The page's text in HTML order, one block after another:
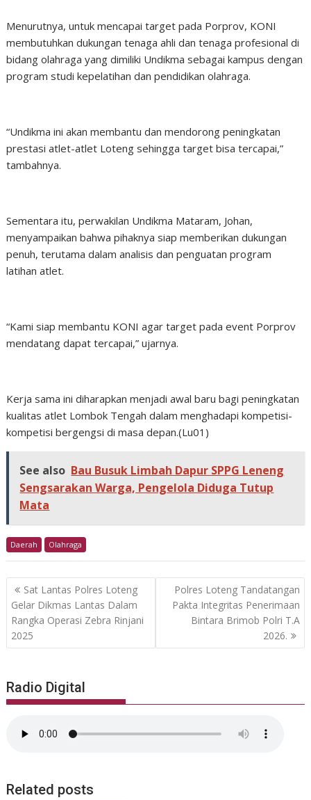
Menurutnya, untuk mencapai target pada Porprov, KONI
membutuhkan dukungan tenaga ahli dan tenaga profesional di
bidang olahraga yang dimiliki Undikma sebagai kampus dengan
program studi kepelatihan dan pendidikan olahraga.
“Undikma ini akan membantu dan mendorong peningkatan
prestasi atlet-atlet Loteng sehingga target bisa tercapai,”
tambahnya.
Sementara itu, perwakilan Undikma Mataram, Johan,
menyampaikan bahwa pihaknya siap memberikan dukungan
penuh, terutama dalam analisis dan penguatan program
latihan atlet.
“Kami siap membantu KONI agar target pada event Porprov
mendatang dapat tercapai,” ujarnya.
Kerja sama ini diharapkan menjadi awal baru bagi peningkatan
kualitas atlet Lombok Tengah dalam menghadapi kompetisi-
kompetisi bergengsi di masa depan.(Lu01)
See also Bau Busuk Limbah Dapur SPPG Leneng
Sengsarakan Warga, Pengelola Diduga Tutup
Mata
Daerah Olahraga
Post
navigation
Sat Lantas Polres Loteng
Gelar Dikmas Lantas Dalam
Rangka Operasi Zebra Rinjani
2025
Polres Loteng Tandatangan
Pakta Integritas Penerimaan
Bintara Brimob Polri T.A
2026.
Radio Digital
Related posts